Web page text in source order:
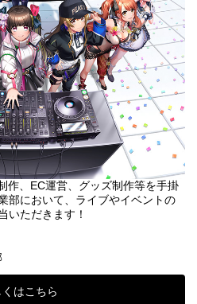
活動に関われる
ャンルを超えた様々なエンタメを
り成功した時SNS等で直接ファン
方々と同じ目線で仕事ができる
）、職務経歴書、現年収・希望
ス）
）
作、EC運営、グッズ制作等を手掛
部において、ライブやイベントの
いただきます！
移動・宿泊の手配・管理などイベ
ます。
して活躍できる環境も…！
はこちら